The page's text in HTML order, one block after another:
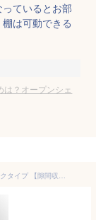
ているとお部
は可動できる
？オープンシェ
壁面収納 コレクションケース 本棚 セミオーダー デスクタイプ 【隙間収納】【地震】【RCP】【-JAJAN SPU-】